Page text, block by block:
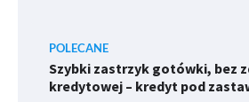
POLECANE
Szybki zastrzyk gotówki, bez
kredytowej – kredyt pod